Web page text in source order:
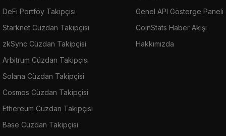
DeFi Portföy Takipçisi
Starknet Cüzdan Takipçisi
zkSync Cüzdan Takipçisi
Arbitrum Cüzdan Takipçisi
Solana Cüzdan Takipçisi
Cosmos Cüzdan Takipçisi
Ethereum Cüzdan Takipçisi
Base Cüzdan Takipçisi
Genel API Gösterge Paneli
CoinStats Haber Akışı
Hakkımızda